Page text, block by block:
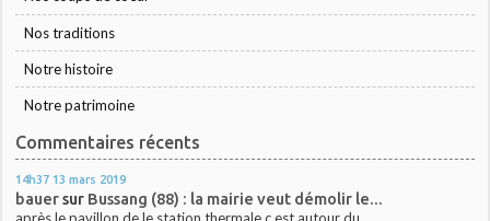
Nos traditions
Notre histoire
Notre patrimoine
Commentaires récents
14h37 13 mars 2019
bauersur Bussang (88) : la mairie veut démolir le...
après le pavillon de le station thermale c est autour du...